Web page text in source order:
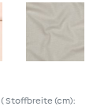
( Stoffbreite (cm):